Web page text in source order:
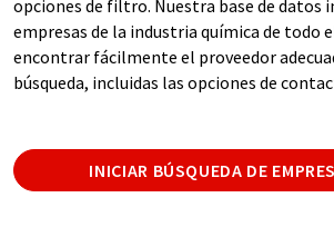
opciones de filtro. Nuestra base de datos
empresas de la industria química de todo
encontrar fácilmente el proveedor
búsqueda, incluidas las opciones de
INICIAR BÚSQUEDA DE